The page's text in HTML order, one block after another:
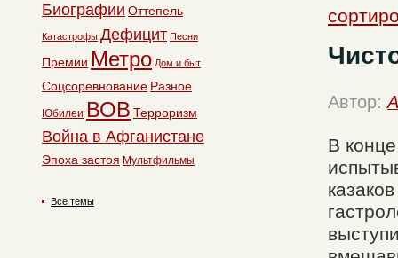
Автор:
В
Биографии Оттепель
Катастрофы Дефицит Песни
Премии Метро Дом и быт
Соцсоревнование Разное
Юбилеи ВОВ Терроризм
Война в Афганистане
Эпоха застоя Мультфильмы
Все темы